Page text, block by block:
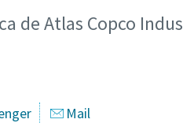
de Atlas Copco
Mail